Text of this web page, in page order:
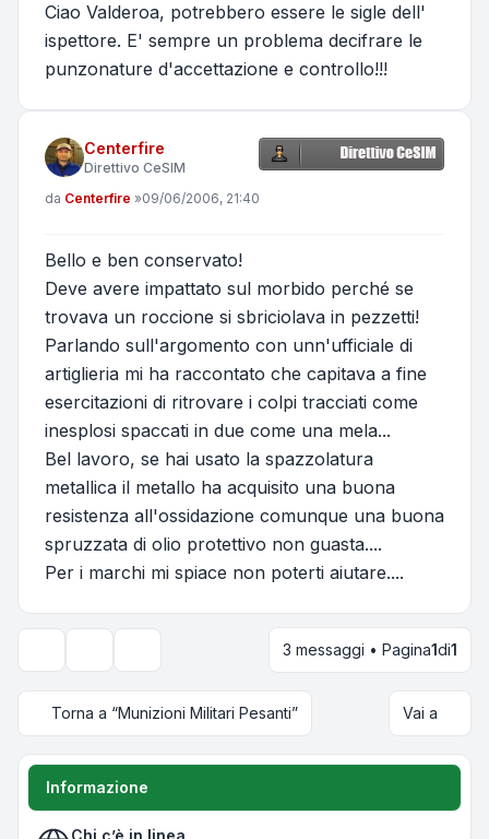
Ciao Valderoa, potrebbero essere le sigle dell'
ispettore. E' sempre un problema decifrare le
punzonature d'accettazione e controllo!!!
Centerfire
Direttivo CeSIM
Messaggio
da Centerfire »09/06/2006, 21:40
Bello e ben conservato!
Deve avere impattato sul morbido perché se
trovava un roccione si sbriciolava in pezzetti!
Parlando sull'argomento con unn'ufficiale di
artiglieria mi ha raccontato che capitava a fine
esercitazioni di ritrovare i colpi tracciati come
inesplosi spaccati in due come una mela...
Bel lavoro, se hai usato la spazzolatura
metallica il metallo ha acquisito una buona
resistenza all'ossidazione comunque una buona
spruzzata di olio protettivo non guasta....
Per i marchi mi spiace non poterti aiutare....
Opzioni di visualizzazione e ordinamento
3 messaggi • Pagina1di1
Torna a “Munizioni Militari Pesanti” Vai a
Informazione